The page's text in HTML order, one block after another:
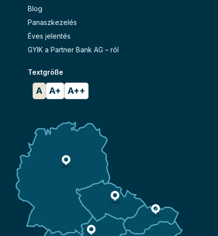
Blog
Panaszkezelés
Éves jelentés
GYIK a Partner Bank AG – ról
Textgröße
A A+ A++